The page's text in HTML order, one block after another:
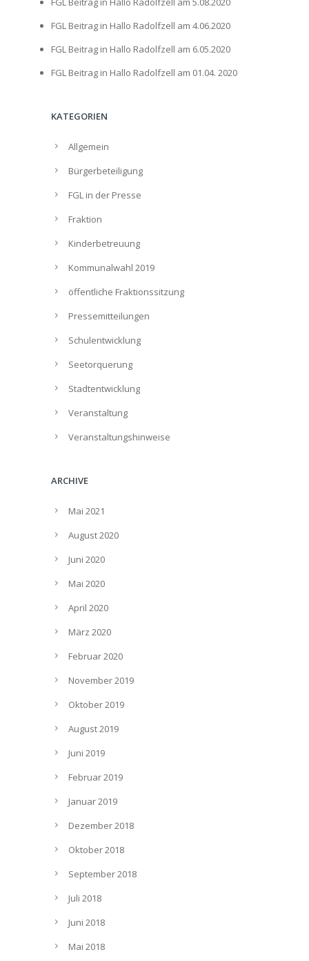
FGL Beitrag in Hallo Radolfzell am 4.06.2020
FGL Beitrag in Hallo Radolfzell am 6.05.2020
FGL Beitrag in Hallo Radolfzell am 01.04. 2020
KATEGORIEN
Allgemein
Bürgerbeteiligung
FGL in der Presse
Fraktion
Kinderbetreuung
Kommunalwahl 2019
öffentliche Fraktionssitzung
Pressemitteilungen
Schulentwicklung
Seetorquerung
Stadtentwicklung
Veranstaltung
Veranstaltungshinweise
ARCHIVE
Mai 2021
August 2020
Juni 2020
Mai 2020
April 2020
März 2020
Februar 2020
November 2019
Oktober 2019
August 2019
Juni 2019
Februar 2019
Januar 2019
Dezember 2018
Oktober 2018
September 2018
Juli 2018
Juni 2018
Mai 2018